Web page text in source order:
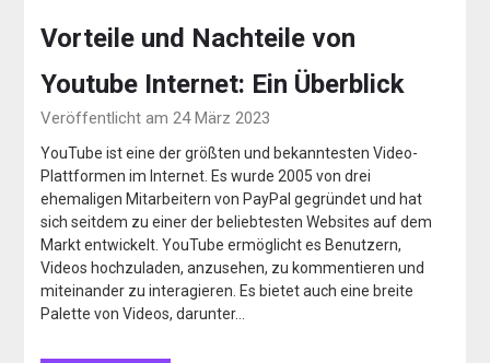
Vorteile und Nachteile von
Youtube Internet: Ein Überblick
Veröffentlicht am 24 März 2023
YouTube ist eine der größten und bekanntesten Video-
Plattformen im Internet. Es wurde 2005 von drei
ehemaligen Mitarbeitern von PayPal gegründet und hat
sich seitdem zu einer der beliebtesten Websites auf dem
Markt entwickelt. YouTube ermöglicht es Benutzern,
Videos hochzuladen, anzusehen, zu kommentieren und
miteinander zu interagieren. Es bietet auch eine breite
Palette von Videos, darunter…